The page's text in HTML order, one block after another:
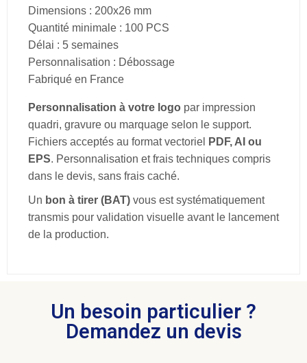
Dimensions : 200x26 mm
Quantité minimale : 100 PCS
Délai : 5 semaines
Personnalisation : Débossage
Fabriqué en France
Personnalisation à votre logo par impression
quadri, gravure ou marquage selon le support.
Fichiers acceptés au format vectoriel
PDF, AI ou
EPS. Personnalisation et frais techniques compris
dans le devis, sans frais caché.
Un bon à tirer (BAT) vous est systématiquement
transmis pour validation visuelle avant le lancement
de la production.
Un besoin particulier ?
Demandez un devis